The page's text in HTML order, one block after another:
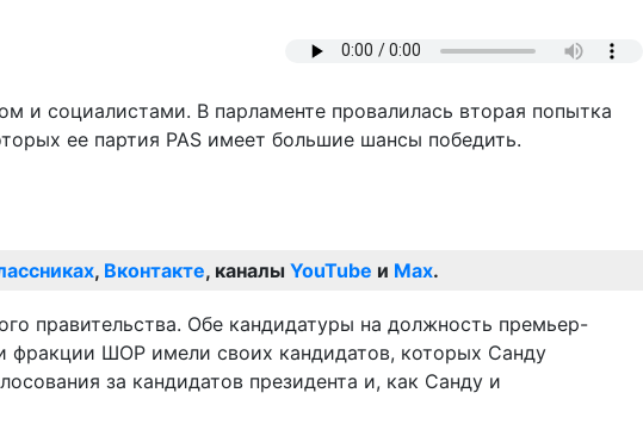
социалистами. В парламенте провалилась вторая попытка
ее партия PAS имеет большие шансы победить.
, Вконтакте, каналы YouTube и Max.
правительства. Обе кандидатуры на должность премьер-
фракции ШОР имели своих кандидатов, которых Санду
за кандидатов президента и, как Санду и